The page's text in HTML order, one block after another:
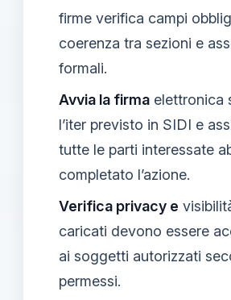
firme verifica campi
coerenza tra sezioni e
formali.
Avvia la firma elettronica
l’iter previsto in SIDI e
tutte le parti interessate
completato l’azione.
Verifica privacy e
caricati devono essere
ai soggetti autorizzati
permessi.